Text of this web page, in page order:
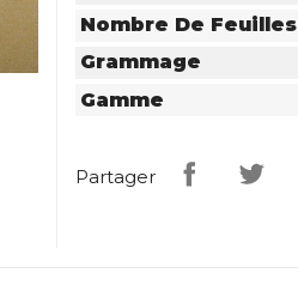
Nombre De Feuilles
Grammage
Gamme
Partager